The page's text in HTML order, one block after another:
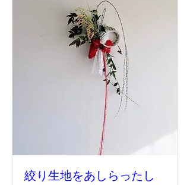
絞り生地をあしらったし